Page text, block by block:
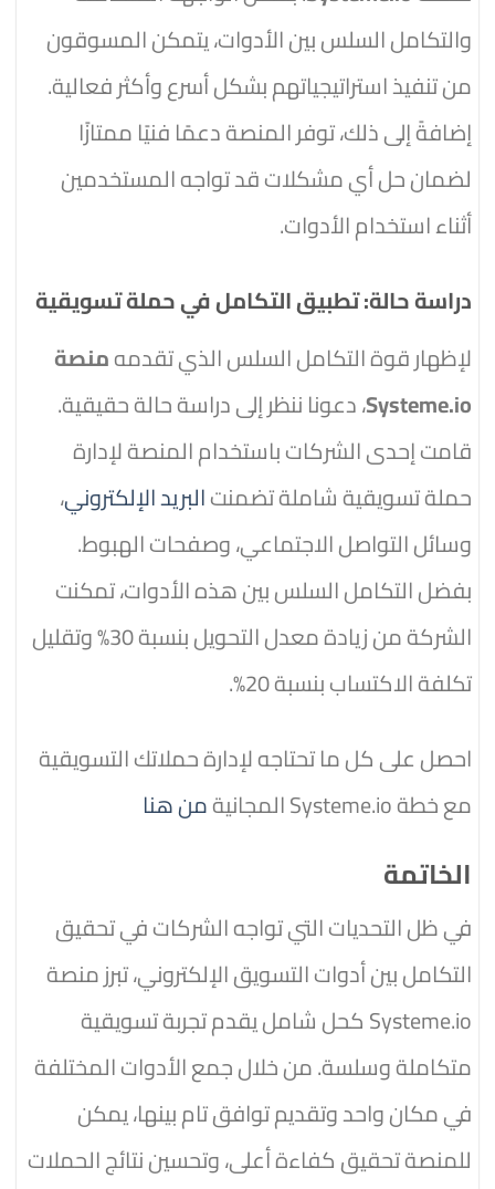
والتكامل السلس بين الأدوات، يتمكن المسوقون
من تنفيذ استراتيجياتهم بشكل أسرع وأكثر فعالية.
إضافةً إلى ذلك، توفر المنصة دعمًا فنيًا ممتازًا
لضمان حل أي مشكلات قد تواجه المستخدمين
أثناء استخدام الأدوات.
دراسة حالة: تطبيق التكامل في حملة تسويقية
لإظهار قوة التكامل السلس الذي تقدمهمنصة
Systeme.io، دعونا ننظر إلى دراسة حالة حقيقية.
قامت إحدى الشركات باستخدام المنصة لإدارة
حملة تسويقية شاملة تضمنتالبريد الإلكتروني،
وسائل التواصل الاجتماعي، وصفحات الهبوط.
بفضل التكامل السلس بين هذه الأدوات، تمكنت
الشركة من زيادة معدل التحويل بنسبة 30% وتقليل
تكلفة الاكتساب بنسبة 20%.
احصل على كل ما تحتاجه لإدارة حملاتك التسويقية
مع خطة Systeme.io المجانية
من هنا
الخاتمة
في ظل التحديات التي تواجه الشركات في تحقيق
التكامل بين أدوات التسويق الإلكتروني، تبرز منصة
Systeme.io كحل شامل يقدم تجربة تسويقية
متكاملة وسلسة. من خلال جمع الأدوات المختلفة
في مكان واحد وتقديم توافق تام بينها، يمكن
للمنصة تحقيق كفاءة أعلى، وتحسين نتائج الحملات